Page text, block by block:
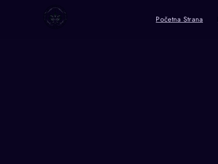
Početna Strana